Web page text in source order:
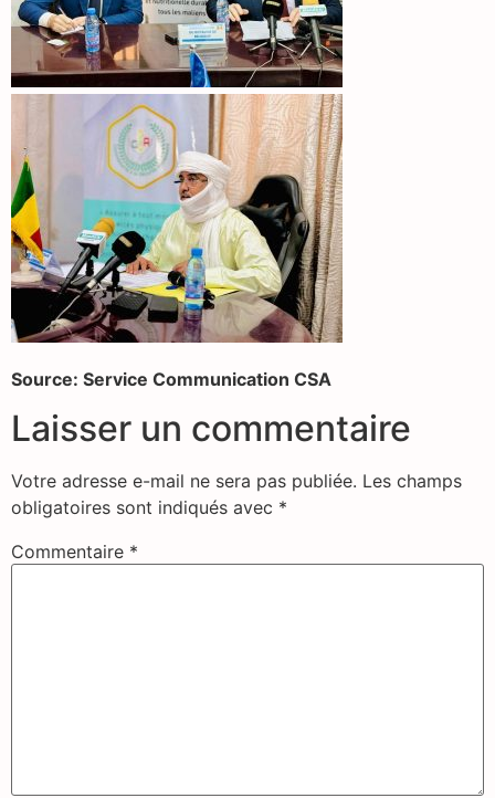
Source: Service Communication CSA
Laisser un commentaire
Votre adresse e-mail ne sera pas publiée. Les champs
obligatoires sont indiqués avec *
Commentaire *